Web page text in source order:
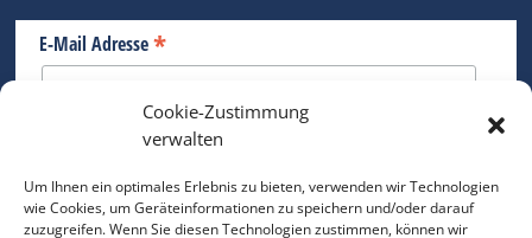
Cookie-Zustimmung
verwalten
Um Ihnen ein optimales Erlebnis zu bieten, verwenden wir Technologien
wie Cookies, um Geräteinformationen zu speichern und/oder darauf
zuzugreifen. Wenn Sie diesen Technologien zustimmen, können wir
E-Mail Adresse*
Bitte geben Sie Ihre E-Mail Adresse ein.
*